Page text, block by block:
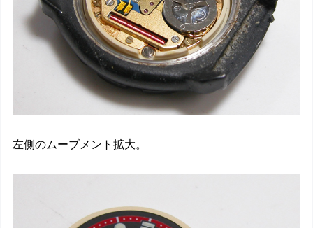
左側のムーブメント拡大。